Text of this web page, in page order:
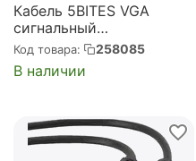
Кабель 5BITES VGA
сигнальный
HD15M/HD15M,
ферр.кольца, 10м. (APC-
133-100)
Код товара: 258085
В наличии